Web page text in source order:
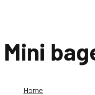
Mini
Home